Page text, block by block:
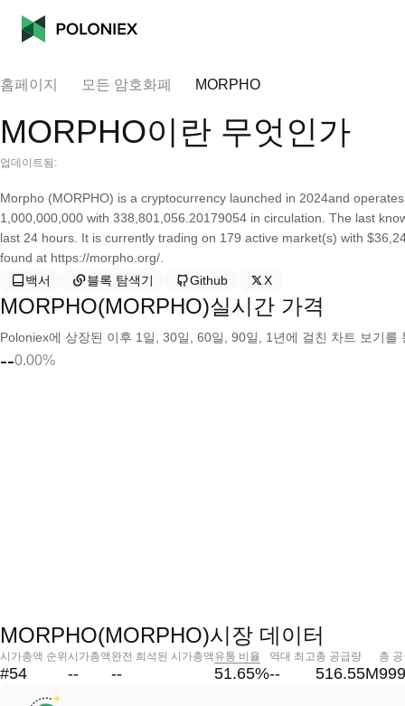
홈페이지 모든 암호화폐 MORPHO
MORPHO이란 무엇인가
업데이트됨:
Morpho (MORPHO) is a cryptocurrency launched in 2024and
1,000,000,000 with 338,801,056.20179054 in circulation. The last
last 24 hours. It is currently trading on 179 active market(s) with
found at https://morpho.org/.
백서
블록 탐색기 Github X
MORPHO(MORPHO)실시간 가격
Poloniex에 상장된 이후 1일, 30일, 60일, 90일, 1년에 걸친 차트 보기
--0.00%
MORPHO(MORPHO)시장 데이터
시가총액 순위
#54
시가총액
--
완전 희석된 시가총액
--
유통 비율
51.65%
역대 최고
--
총 공급량
516.55M
총